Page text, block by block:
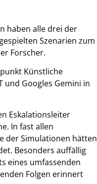
haben alle drei der
Szenarien zum
Forscher.
Künstliche
und Googles Gemini in
Eskalationsleiter
In fast allen
der Simulationen hätten
Besonders auffällig
eines umfassenden
Folgen erinnert